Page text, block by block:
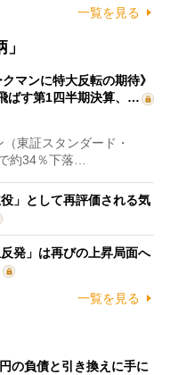
一覧を見る
マンに特大反転の期待》
ばす第1四半期決算、…
東証スタンダード・
約34％下落…
」として再評価される気
発」は再びの上昇局面へ
一覧を見る
の負債と引き換えに手に